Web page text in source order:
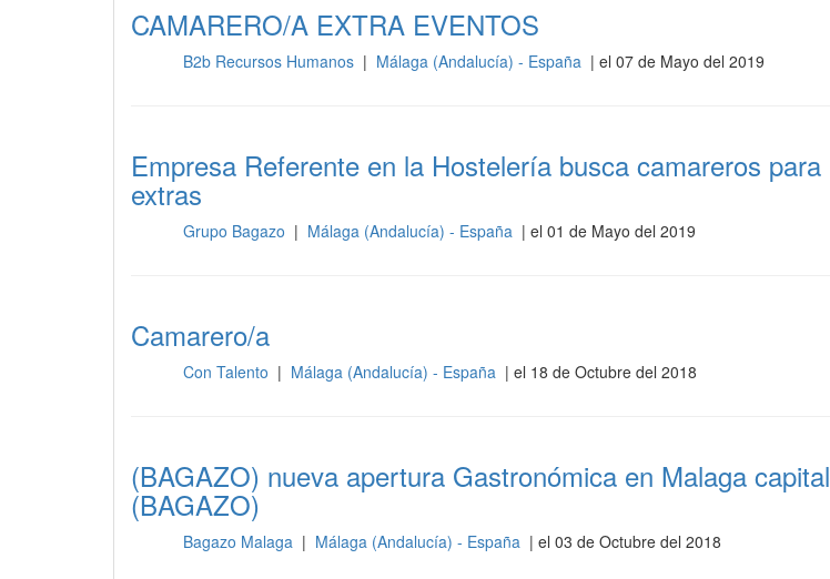
CAMARERO/A EXTRA EVENTOS
B2b Recursos Humanos | Málaga (Andalucía) - España | el 07 de Mayo del 2019
Empresa Referente en la Hostelería busca camareros para
extras
Grupo Bagazo | Málaga (Andalucía) - España | el 01 de Mayo del 2019
Camarero/a
Con Talento | Málaga (Andalucía) - España | el 18 de Octubre del 2018
(BAGAZO) nueva apertura Gastronómica en Malaga capital
(BAGAZO)
Bagazo Malaga | Málaga (Andalucía) - España | el 03 de Octubre del 2018